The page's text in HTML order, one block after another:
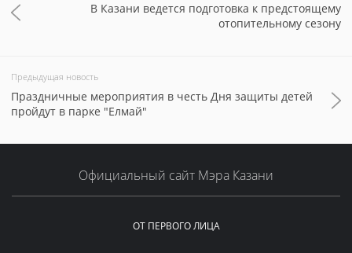
В Казани ведется подготовка к предстоящему
отопительному сезону
Предыдущая новость
Праздничные мероприятия в честь Дня защиты детей
пройдут в парке "Елмай"
Официальный сайт Мэра Казани
ОТ ПЕРВОГО ЛИЦА